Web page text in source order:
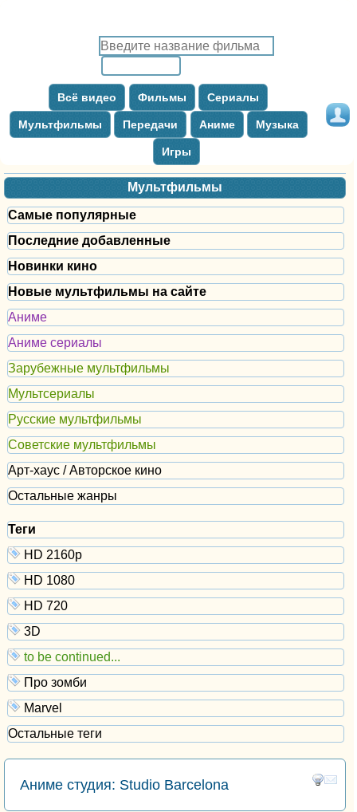
Всё видео Фильмы Сериалы
Мультфильмы Передачи Аниме Музыка
Игры
Мультфильмы
Самые популярные
Последние добавленные
Новинки кино
Новые мультфильмы на сайте
Аниме
Аниме сериалы
Зарубежные мультфильмы
Мультсериалы
Русские мультфильмы
Советские мультфильмы
Арт-хаус / Авторское кино
Остальные жанры
Теги
HD 2160р
HD 1080
HD 720
3D
to be continued...
Про зомби
Marvel
Остальные теги
Аниме студия: Studio Barcelona